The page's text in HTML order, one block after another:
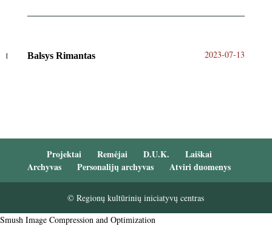
Balsys Rimantas 2023-07-13
Projektai Remėjai D.U.K.
Laiškai
Archyvas
Personalijų archyvas Atviri duomenys
© Regionų kultūrinių iniciatyvų centras
Smush Image Compression and Optimization